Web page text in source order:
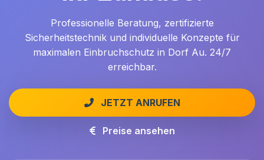
Professionelle Beratung, zertifizierte
Sicherheitstechnik und individuelle Konzepte für
maximalen Einbruchschutz in Dorf Au. 24/7
erreichbar.
JETZT ANRUFEN
Preise ansehen